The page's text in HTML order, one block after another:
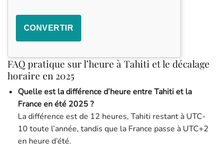
CONVERTIR
FAQ pratique sur l’heure à Tahiti et le décalage
horaire en 2025
Quelle est la différence d’heure entre Tahiti et la
France en été 2025 ?
La différence est de 12 heures, Tahiti restant à UTC-
10 toute l’année, tandis que la France passe à UTC+2
en heure d’été.